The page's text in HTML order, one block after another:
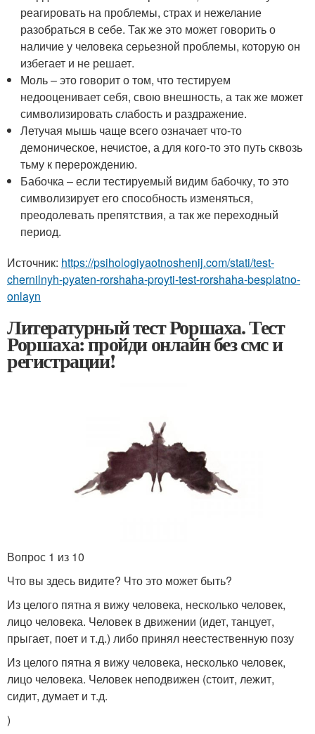
реагировать на проблемы, страх и нежелание
разобраться в себе. Так же это может говорить о
наличие у человека серьезной проблемы, которую он
избегает и не решает.
Моль – это говорит о том, что тестируем
недооценивает себя, свою внешность, а так же может
символизировать слабость и раздражение.
Летучая мышь чаще всего означает что-то
демоническое, нечистое, а для кого-то это путь сквозь
тьму к перерождению.
Бабочка – если тестируемый видим бабочку, то это
символизирует его способность изменяться,
преодолевать препятствия, а так же переходный
период.
Источник: https://psihologiyaotnoshenij.com/stati/test-
chernilnyh-pyaten-rorshaha-proyti-test-rorshaha-besplatno-
onlayn
Литературный тест Роршаха. Тест
Роршаха: пройди онлайн без смс и
регистрации!
Вопрос 1 из 10
Что вы здесь видите? Что это может быть?
Из целого пятна я вижу человека, несколько человек,
лицо человека. Человек в движении (идет, танцует,
прыгает, поет и т.д.) либо принял неестественную позу
Из целого пятна я вижу человека, несколько человек,
лицо человека. Человек неподвижен (стоит, лежит,
сидит, думает и т.д.
)